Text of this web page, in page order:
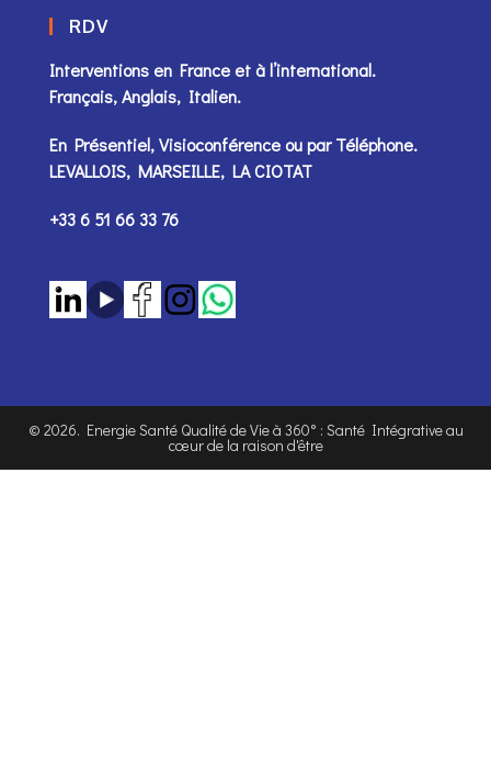
RDV
Interventions en France et à l’international.
Français, Anglais, Italien.
En Présentiel, Visioconférence ou parTéléphone.
LEVALLOIS, MARSEILLE, LA CIOTAT
+33 6 51 66 33 76
© 2026. Energie Santé Qualité de Vie à 360° : Santé Intégrative au
cœur de la raison d'être